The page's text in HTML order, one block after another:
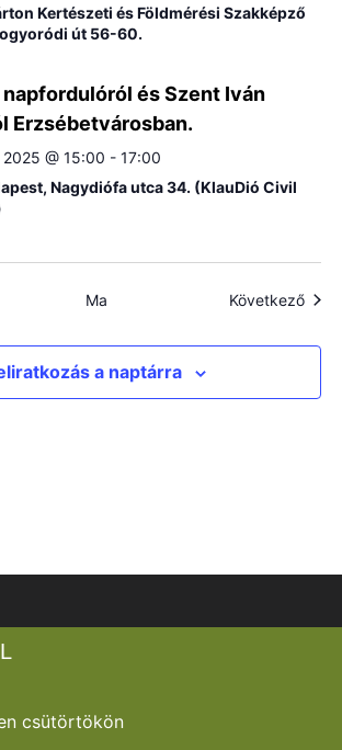
Kertészeti és Földmérési Szakképző
út 56-60.
napfordulóról és Szent Iván
Erzsébetvárosban.
2025 @ 15:00 - 17:00
Nagydiófa utca 34. (KlauDió Civil
Ma Következő
a naptárra
csütörtökön